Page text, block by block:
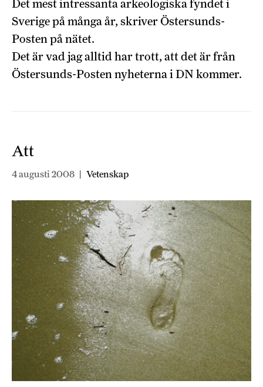
Det mest intressanta arkeologiska fyndet i
Sverige på många år, skriver Östersunds-
Posten på nätet.
Det är vad jag alltid har trott, att det är från
Östersunds-Posten nyheterna i DN kommer.
Att
4 augusti 2008 | Vetenskap